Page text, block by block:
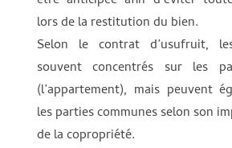
lors de la restitution du bien.
Selon le contrat d’usufruit,
souvent concentrés sur les
(l’appartement), mais peuvent
les parties communes selon son
de la copropriété.